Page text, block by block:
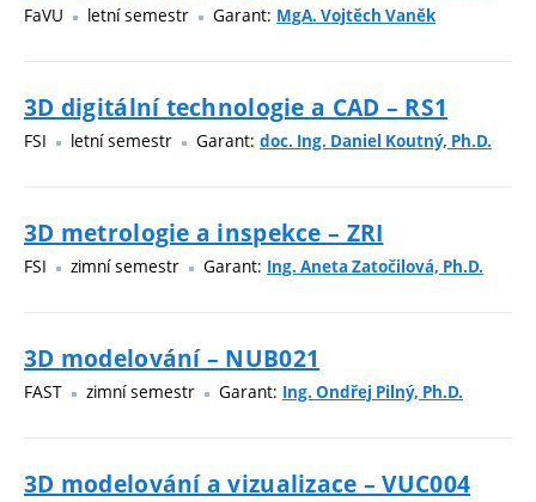
FaVU letní semestr Garant: MgA. Vojtěch Vaněk
3D digitální technologie a CAD – RS1
FSI letní semestr Garant: doc. Ing. Daniel Koutný, Ph.D.
3D metrologie a inspekce – ZRI
FSI zimní semestr Garant: Ing. Aneta Zatočilová, Ph.D.
3D modelování – NUB021
FAST zimní semestr Garant: Ing. Ondřej Pilný, Ph.D.
3D modelování a vizualizace – VUC004